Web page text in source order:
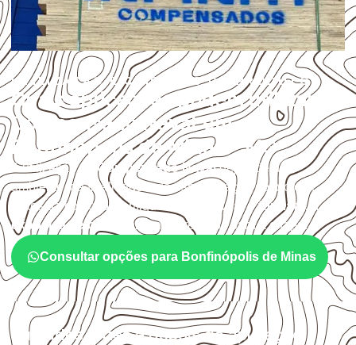
UTILIZAÇÃO E CUIDADOS DO PRODUTO
Quais aplicações podem utilizar
Compensado Naval em
Bonfinópolis de Minas – MG?
A utilização do Compensado Navaldepende do
ambiente, da finalidade e da especificação do projeto.
Antes da cotação, verifique a
espessura, o formato, a
exposição e o acabamento
previstos para a chapa.
Consultar opções para Bonfinópolis de Minas
Cuidados antes e depois da aplicação